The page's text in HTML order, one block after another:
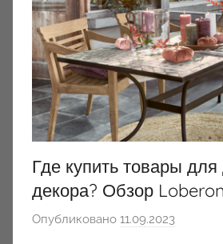
Где купить товары
декора? Обзор
Опубликовано 11.09.2023